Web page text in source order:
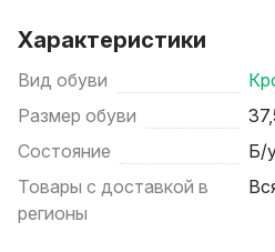
Характеристики
Вид обуви
Размер обуви
Состояние
Б/
Товары с доставкой в
регионы